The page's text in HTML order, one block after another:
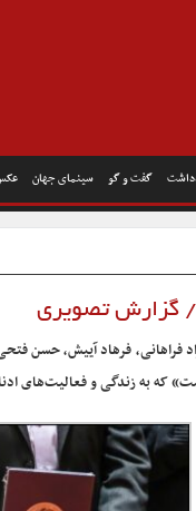
گفت و گو سینمای جهان
/ گزارش تصویری
فراهانی، فرهاد آییش، حسن